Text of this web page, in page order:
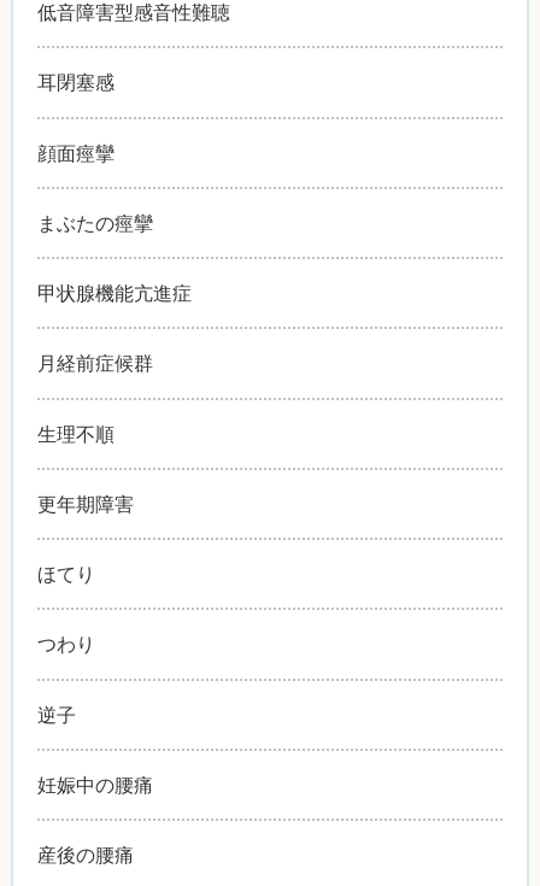
低音障害型感音性難聴
耳閉塞感
顔面痙攣
まぶたの痙攣
甲状腺機能亢進症
月経前症候群
生理不順
更年期障害
ほてり
つわり
逆子
妊娠中の腰痛
産後の腰痛